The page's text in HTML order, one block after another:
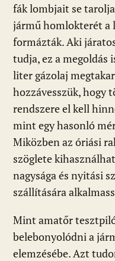
fák lombjait se
jármű homlokterét a
formázták. Aki
tudja, ez a megoldás
liter gázolaj
hozzávesszük, hogy
rendszere el kell
mint egy hasonló
Miközben az óriási
szöglete
nagysága és nyitási
szállítására
Mint amatőr
belebonyolódni a
elemzésébe. Azt